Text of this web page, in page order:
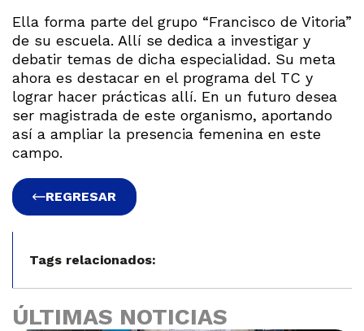
Ella forma parte del grupo “Francisco de Vitoria”
de su escuela. Allí se dedica a investigar y
debatir temas de dicha especialidad. Su meta
ahora es destacar en el programa del TC y
lograr hacer prácticas allí. En un futuro desea
ser magistrada de este organismo, aportando
así a ampliar la presencia femenina en este
campo.
REGRESAR
Tags relacionados:
ÚLTIMAS NOTICIAS